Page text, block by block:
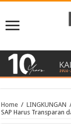
Home / LINGKUNGAN
SAP Harus Transparan